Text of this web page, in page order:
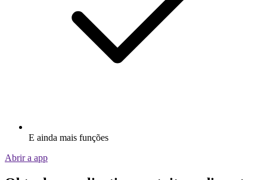
E ainda mais funções
Abrir a app